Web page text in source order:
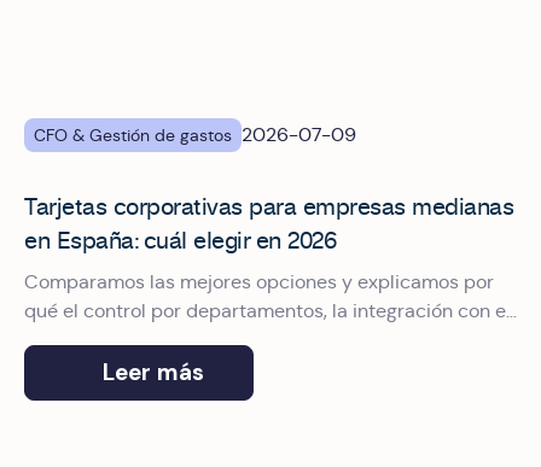
CFO & Gestión de gastos 2026-07-09
Tarjetas corporativas para empresas medianas
en España: cuál elegir en 2026
Comparamos las mejores opciones y explicamos por
qué el control por departamentos, la integración con el
ERP y el pago con Apple Pay marcan la diferencia.
Leer más